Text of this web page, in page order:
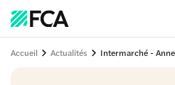
Accueil Actualités